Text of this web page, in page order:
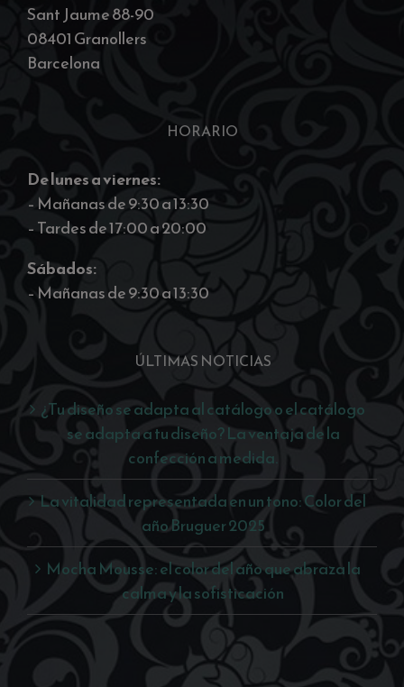
Sant Jaume 88-90
08401 Granollers
Barcelona
HORARIO
De lunes a viernes:
– Mañanas de 9:30 a 13:30
– Tardes de 17:00 a 20:00
Sábados:
– Mañanas de 9:30 a 13:30
ÚLTIMAS NOTICIAS
¿Tu diseño se adapta al catálogo o el catálogo
se adapta a tu diseño? La ventaja de la
confección a medida.
La vitalidad representada en un tono: Color del
año Bruguer 2025
Mocha Mousse: el color del año que abraza la
calma y la sofisticación